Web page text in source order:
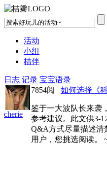
活动
小组
桔伴
日志 记录 宝宝语录
cherie
7854阅 如何选择《
鉴于一大波队长来袭
参考建议。此文供3-
Q&A方式尽量描述清
用户，您挑选阅读。